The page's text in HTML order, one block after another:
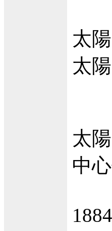
太
太
太
中